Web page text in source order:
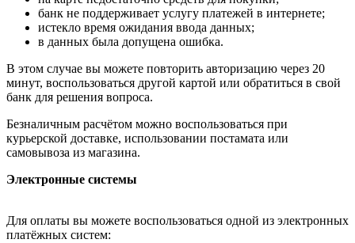
банк не поддерживает услугу платежей в интернете;
истекло время ожидания ввода данных;
в данных была допущена ошибка.
В этом случае вы можете повторить авторизацию через 20
минут, воспользоваться другой картой или обратиться в свой
банк для решения вопроса.
Безналичным расчётом можно воспользоваться при
курьерской доставке, использовании постамата или
самовывоза из магазина.
Электронные системы
Для оплаты вы можете воспользоваться одной из электронных
платёжных систем: